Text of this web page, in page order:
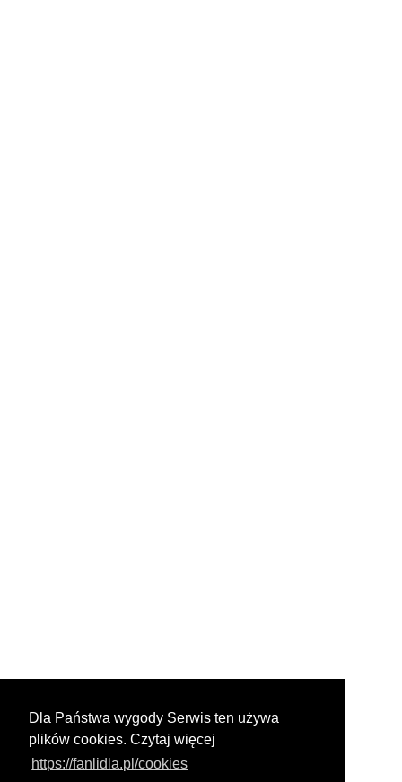
Dla Państwa wygody Serwis ten używa
plików cookies. Czytaj więcej
https://fanlidla.pl/cookies